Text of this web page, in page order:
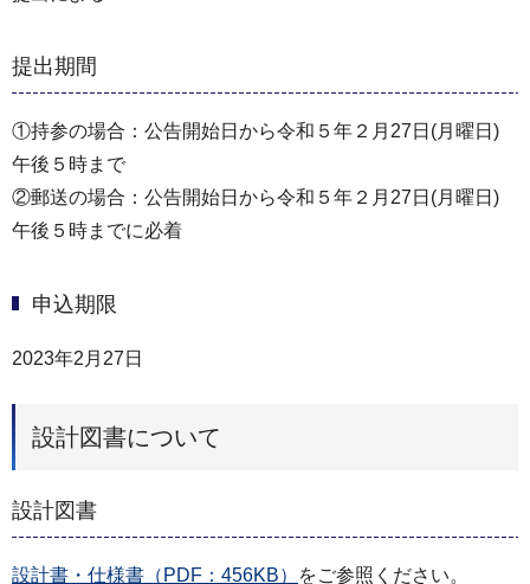
提出期間
①持参の場合：公告開始日から令和５年２月27日(月曜日)
午後５時まで
②郵送の場合：公告開始日から令和５年２月27日(月曜日)
午後５時までに必着
申込期限
2023年2月27日
設計図書について
設計図書
設計書・仕様書（PDF：456KB） をご参照ください。